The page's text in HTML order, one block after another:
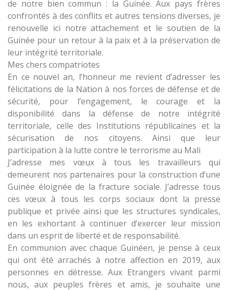
de notre bien commun : la Guinée. Aux pays frères
confrontés à des conflits et autres tensions diverses, je
renouvelle ici notre attachement et le soutien de la
Guinée pour un retour à la paix et à la préservation de
leur intégrité territoriale.
Mes chers compatriotes
En ce nouvel an, l’honneur me revient d’adresser les
félicitations de la Nation à nos forces de défense et de
sécurité, pour l’engagement, le courage et la
disponibilité dans la défense de notre intégrité
territoriale, celle des Institutions républicaines et la
sécurisation de nos citoyens. Ainsi que leur
participation à la lutte contre le terrorisme au Mali
J’adresse mes vœux à tous les travailleurs qui
demeurent nos partenaires pour la construction d’une
Guinée éloignée de la fracture sociale. J’adresse tous
ces vœux à tous les corps sociaux dont la presse
publique et privée ainsi que les structures syndicales,
en les exhortant à continuer d’exercer leur mission
dans un esprit de liberté et de responsabilité.
En communion avec chaque Guinéen, je pense à ceux
qui ont été arrachés à notre affection en 2019, aux
personnes en détresse. Aux Etrangers vivant parmi
nous, aux peuples frères et amis, je souhaite une